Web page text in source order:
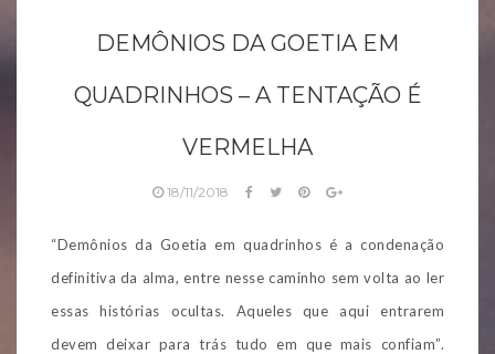
DEMÔNIOS DA GOETIA EM
QUADRINHOS – A TENTAÇÃO É
VERMELHA
18/11/2018
“Demônios da Goetia em quadrinhos é a condenação
definitiva da alma, entre nesse caminho sem volta ao ler
essas histórias ocultas. Aqueles que aqui entrarem
devem deixar para trás tudo em que mais confiam”.